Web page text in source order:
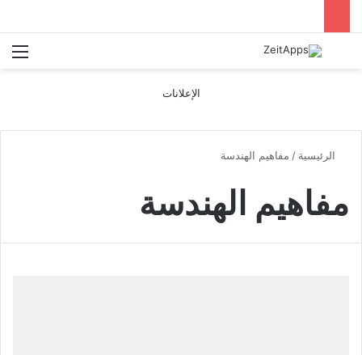
بحث عن
الإعلانات
الرئيسية / مفاهيم الهندسة
مفاهيم الهندسة